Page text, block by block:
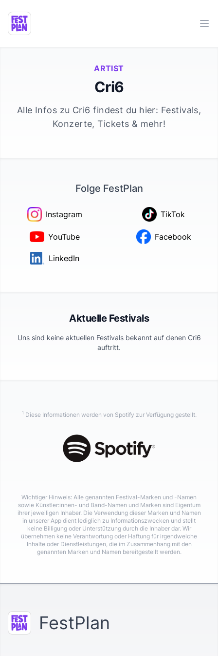
ARTIST
Cri6
Alle Infos zu Cri6 findest du hier: Festivals,
Konzerte, Tickets & mehr!
Folge FestPlan
Instagram TikTok
YouTube Facebook
LinkedIn
Aktuelle Festivals
Uns sind keine aktuellen Festivals bekannt auf denen Cri6
auftritt.
1 Diese Informationen werden von Spotify zur Verfügung gestellt.
Wichtiger Hinweis: Alle genannten Festival-Marken und -Namen
sowie Künstler:innen- und Band-Namen und Marken sind Eigentum
ihrer jeweiligen Inhaber. Die Verwendung dieser Marken und Namen
in unserer App dient lediglich zu Informationszwecken und stellt
keine Billigung oder Unterstützung durch die Inhaber dar. Wir
übernehmen keine Verantwortung oder Haftung für irgendwelche
Inhalte oder Dienstleistungen, die im Zusammenhang mit den
genannten Marken und Namen bereitgestellt werden.
FestPlan